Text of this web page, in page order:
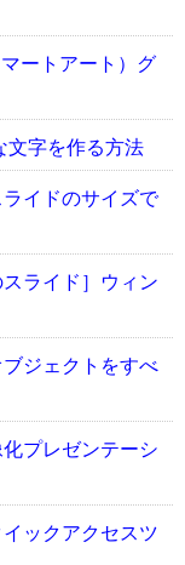
ートアート）グ
文字を作る方法
イドのサイズで
ライド］ウィン
ブジェクトをすべ
プレゼンテーシ
ックアクセスツ